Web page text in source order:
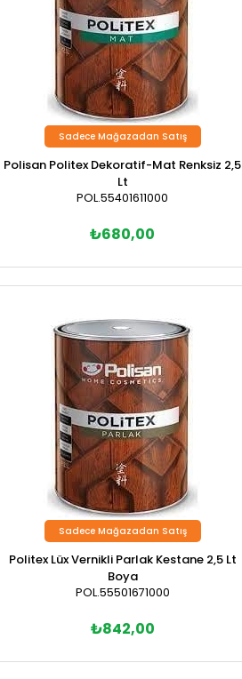
Polisan Politex Dekoratif-Mat Renksiz 2,5
Lt
POL.55401611000
₺680,00
Sadece Mağazadan Satış
Politex Lüx Vernikli Parlak Kestane 2,5 Lt
Boya
POL.55501671000
₺842,00
Sadece Mağazadan Satış